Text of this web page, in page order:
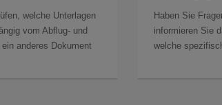
welche Unterlagen
vom Abflug- und
ein anderes Dokument
Haben Sie
informieren Sie
welche